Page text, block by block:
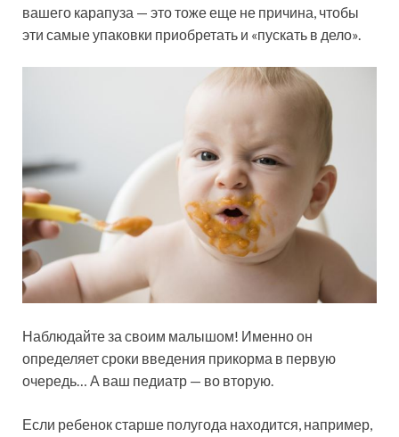
вашего карапуза — это тоже еще не причина, чтобы
эти самые упаковки приобретать и «пускать в дело».
Наблюдайте за своим малышом! Именно он
определяет сроки введения прикорма в первую
очередь… А ваш педиатр — во вторую.
Если ребенок старше полугода находится, например,